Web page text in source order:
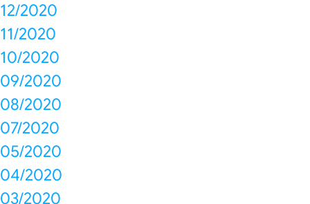
12/2020
11/2020
10/2020
09/2020
08/2020
07/2020
05/2020
04/2020
03/2020